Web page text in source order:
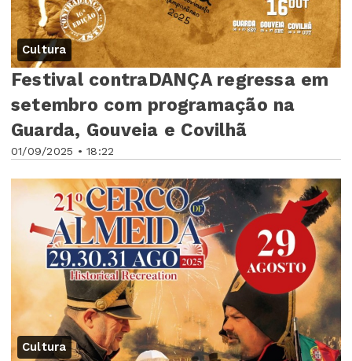
Cultura
01/09/2025 • 18:22
Festival contraDANÇA regressa em
setembro com programação na
Guarda, Gouveia e Covilhã
Cultura